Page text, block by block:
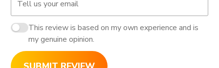
This review is based on my own experience and is
my genuine opinion.